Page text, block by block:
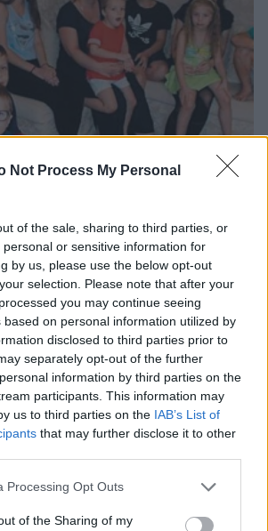
Not Process My Personal
of the sale, sharing to third parties, or
or sensitive information for
by us, please use the below opt-out
selection. Please note that after your
you may continue seeing
based on personal information utilized by
disclosed to third parties prior to
separately opt-out of the further
information by third parties on the
participants. This information may
us to third parties on the IAB’s List of
that may further disclose it to other
website/app uses one or more Google
or usage behaviour. You may click to
Processing Opt Outs
of the Sharing of my
οι υπερπολύτεκνοι στην
Τα... δύο ταψιά μεσημεριανό,
καθημερινότητά τους